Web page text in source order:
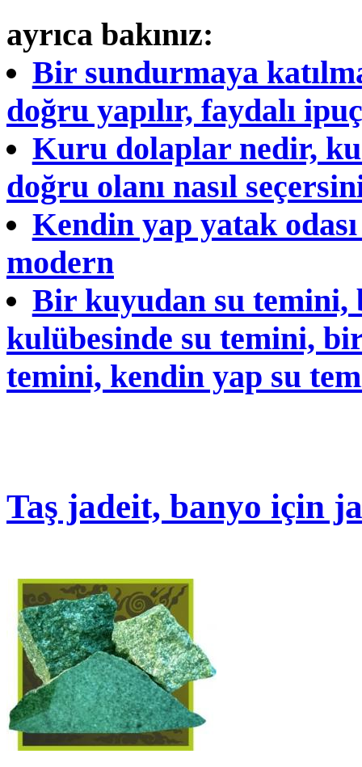
ayrıca bakınız:
Bir sundurmaya
doğru yapılır, faydalı
Kuru dolaplar nedir,
doğru olanı nasıl
Kendin yap yatak
modern
Bir kuyudan su
kulübesinde su temini,
temini, kendin yap su
Taş jadeit, banyo için